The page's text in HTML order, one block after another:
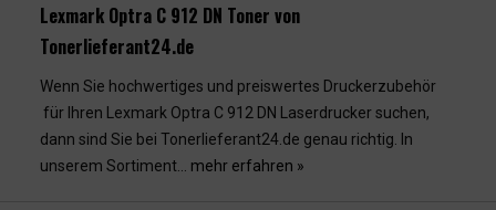
Lexmark Optra C 912 DN Toner von
Tonerlieferant24.de
Wenn Sie hochwertiges und preiswertes Druckerzubehör
für Ihren Lexmark Optra C 912 DN Laserdrucker suchen,
dann sind Sie bei Tonerlieferant24.de genau richtig. In
unserem Sortiment... mehr erfahren »